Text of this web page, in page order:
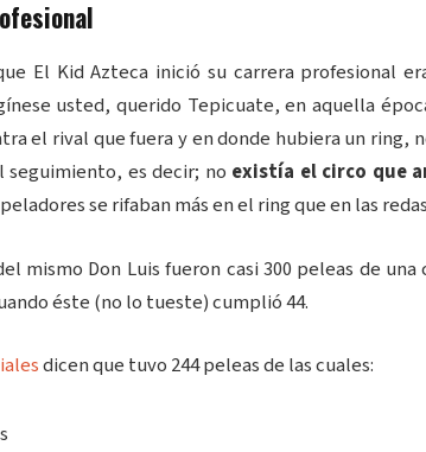
El Kid Azteca inició su carrera profesional
usted, querido Tepicuate, en aquella
el rival que fuera y en donde hubiera un ring,
seguimiento, es decir; no existía el circo que
se rifaban más en el ring que en las
mismo Don Luis fueron casi 300 peleas de
éste (no lo tueste) cumplió 44.
dicen que tuvo 244 peleas de las cuales: